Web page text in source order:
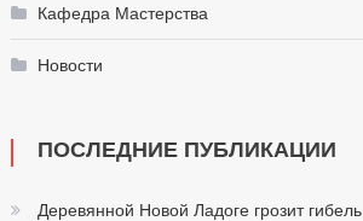
Кафедра Мастерства
Новости
ПОСЛЕДНИЕ ПУБЛИКАЦИИ
Деревянной Новой Ладоге грозит гибель